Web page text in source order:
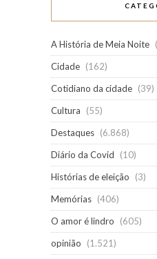
A História de Meia Noite
Cidade (162)
Cotidiano da cidade (39)
Cultura
(55)
Destaques (6.868)
Diário da Covid
(10)
Histórias de eleição
(3)
Memórias (406)
O amor é lindro
(605)
opinião
(1.521)